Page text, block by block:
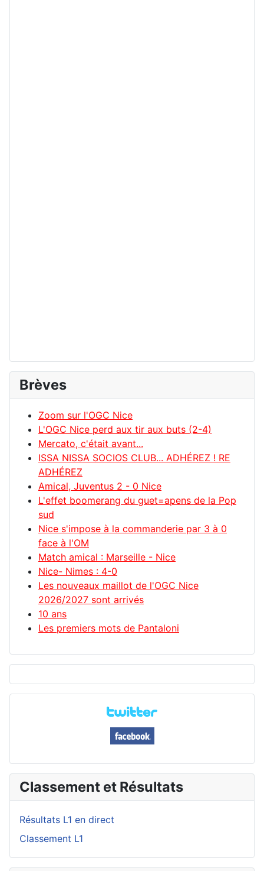
Brèves
Zoom sur l'OGC Nice
L'OGC Nice perd aux tir aux buts (2-4)
Mercato, c'était avant...
ISSA NISSA SOCIOS CLUB... ADHÉREZ ! RE
ADHÉREZ
Amical, Juventus 2 - 0 Nice
L'effet boomerang du guet=apens de la Pop
sud
Nice s'impose à la commanderie par 3 à 0
face à l'OM
Match amical : Marseille - Nice
Nice- Nimes : 4-0
Les nouveaux maillot de l'OGC Nice
2026/2027 sont arrivés
10 ans
Les premiers mots de Pantaloni
Classement et Résultats
Résultats L1 en direct
Classement L1